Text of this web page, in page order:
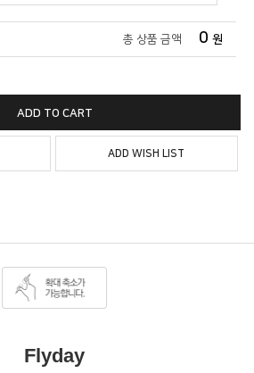
총 상품 금액 0 원
ADD TO CART
ADD WISH LIST
Flyday